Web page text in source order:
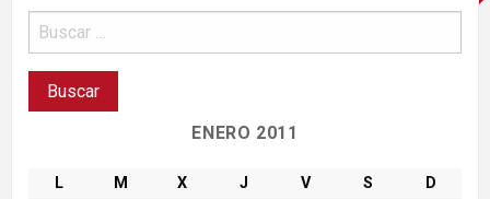
ENERO 2011
L M X J V S
D